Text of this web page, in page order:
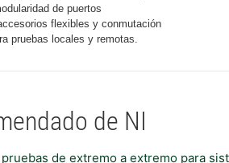
de puertos
flexibles y conmutación
pruebas locales y remotas.
de NI
de extremo a extremo para